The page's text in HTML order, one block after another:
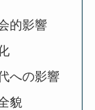
的影響
への影響
貌